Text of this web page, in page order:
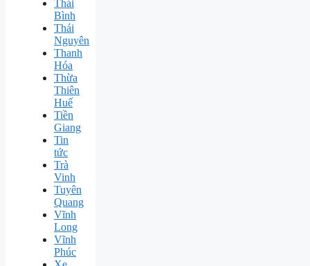
Thái
Bình
Thái
Nguyên
Thanh
Hóa
Thừa
Thiên
Huế
Tiền
Giang
Tin
tức
Trà
Vinh
Tuyên
Quang
Vĩnh
Long
Vĩnh
Phúc